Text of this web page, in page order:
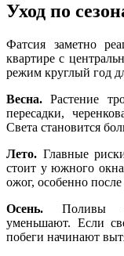
Уход по
Фатсия заметно
квартире с
режим круглый год
Весна. Растение
пересадки,
Света становится
Лето. Главные
стоит у южного окна
ожог, особенно
Осень. Поливы
уменьшают. Если
побеги начинают